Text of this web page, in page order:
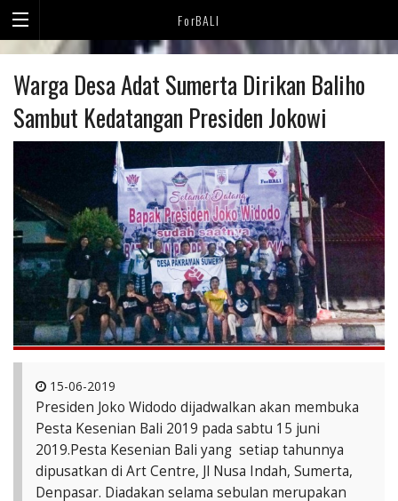
ForBALI
Warga Desa Adat Sumerta Dirikan Baliho
Sambut Kedatangan Presiden Jokowi
15-06-2019
Presiden Joko Widodo dijadwalkan akan membuka
Pesta Kesenian Bali 2019 pada sabtu 15 juni
2019.Pesta Kesenian Bali yang setiap tahunnya
dipusatkan di Art Centre, Jl Nusa Indah, Sumerta,
Denpasar. Diadakan selama sebulan merupakan